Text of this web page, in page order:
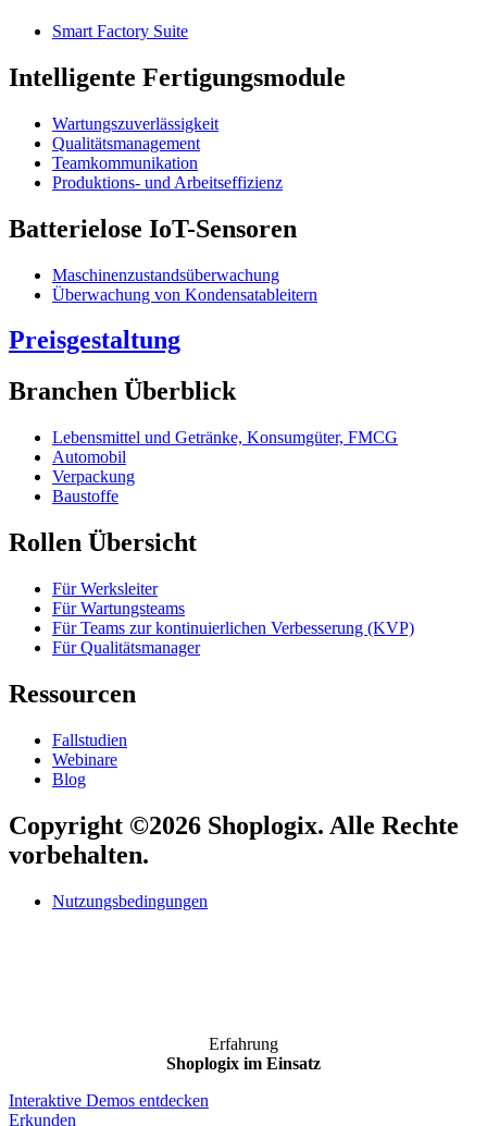
Smart Factory Suite
Intelligente Fertigungsmodule
Wartungszuverlässigkeit
Qualitätsmanagement
Teamkommunikation
Produktions- und Arbeitseffizienz
Batterielose IoT-Sensoren
Maschinenzustandsüberwachung
Überwachung von Kondensatableitern
Preisgestaltung
Branchen Überblick
Lebensmittel und Getränke, Konsumgüter, FMCG
Automobil
Verpackung
Baustoffe
Rollen Übersicht
Für Werksleiter
Für Wartungsteams
Für Teams zur kontinuierlichen Verbesserung (KVP)
Für Qualitätsmanager
Ressourcen
Fallstudien
Webinare
Blog
Copyright ©2026 Shoplogix. Alle Rechte
vorbehalten.
Nutzungsbedingungen
Erfahrung
Shoplogix im Einsatz
Interaktive Demos entdecken
Erkunden